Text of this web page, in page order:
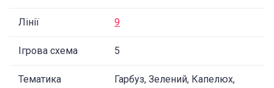
Лінії 9
Ігрова схема 5
Тематика
Гарбуз, Зелений, Капелюх,